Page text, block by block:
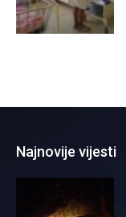
Najnovije vijesti